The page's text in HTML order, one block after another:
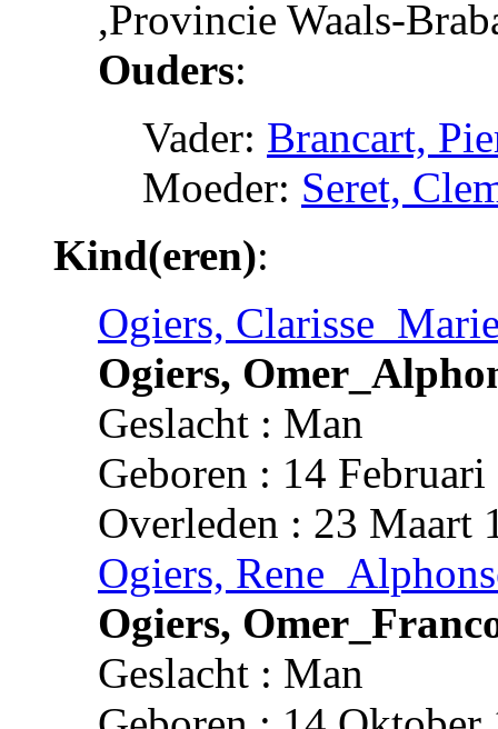
,Provincie Waals-
Ouders:
Vader: Brancart,
Moeder: Seret,
Kind(eren):
Ogiers,
Ogiers,
Geslacht : Man
Geboren : 14
Overleden : 23 Maart
Ogiers,
Ogiers,
Geslacht : Man